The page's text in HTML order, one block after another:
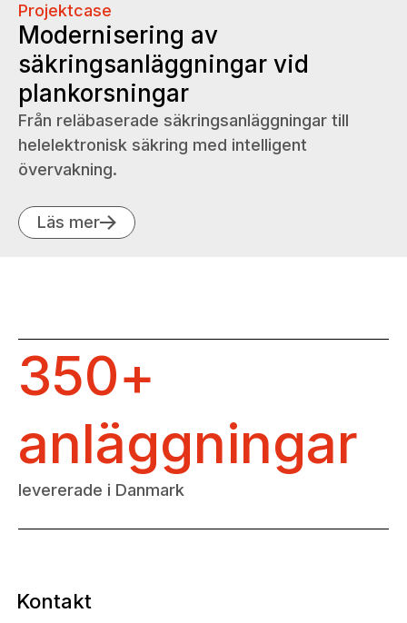
Projektcase
Modernisering av
säkringsanläggningar vid
plankorsningar
Från reläbaserade säkringsanläggningar till
helelektronisk säkring med intelligent
övervakning.
Läs mer
350+
anläggningar
levererade i Danmark
Kontakt